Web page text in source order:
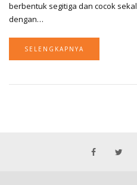
berbentuk segitiga dan cocok
dengan…
SELENGKAPNYA